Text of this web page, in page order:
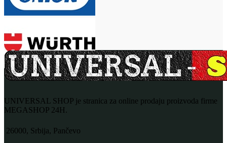
UNIVERSAL SHOP je stranica za online prodaju proizvoda firme
MEGASHOP 24H.
26000, Srbija, Pančevo